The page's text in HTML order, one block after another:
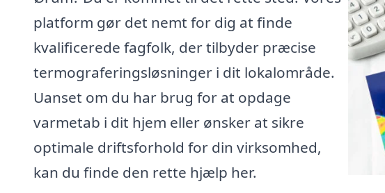
platform gør det nemt for dig at finde
kvalificerede fagfolk, der tilbyder præcise
termograferingsløsninger i dit lokalområde.
Uanset om du har brug for at opdage
varmetab i dit hjem eller ønsker at sikre
optimale driftsforhold for din virksomhed,
kan du finde den rette hjælp her.